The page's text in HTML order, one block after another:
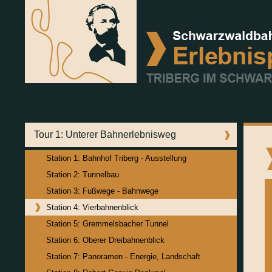
Tour 1: Unterer Bahnerlebnisweg
Station 1: Bahnhof Triberg - Ausstellung
Station 2: Tunnelbau
Station 3: Fußwege - Bahnwege
Station 4: Vierbahnenblick
Station 5: Gremmelsbacher Tunnel
Station 6: Oberer Dreibahnenblick
Station 7: Panoramen - Energie, Landschaft